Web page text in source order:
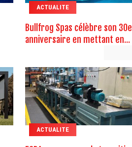
ACTUALITE
Bullfrog Spas célèbre son 30e
anniversaire en mettant en...
ACTUALITE